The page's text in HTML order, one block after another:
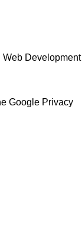
Development
Google Privacy